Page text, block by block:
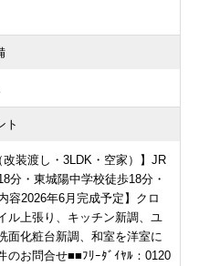
ト
改装渡し・3LDK・空家）】JR
分・東城陽中学校徒歩18分・
2026年6月完成予定】クロ
ル上張り、キッチン新調、ユ
面化粧台新調、和室を洋室に
お問合せ■■ﾌﾘｰﾀﾞｲﾔﾙ：0120